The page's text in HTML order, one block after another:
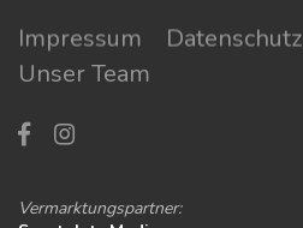
Impressum Datenschutz
Unser Team
Vermarktungspartner: